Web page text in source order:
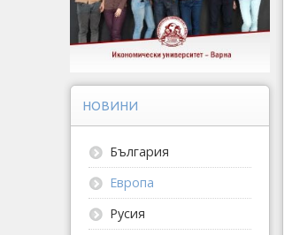
НОВИНИ
България
Европа
Русия